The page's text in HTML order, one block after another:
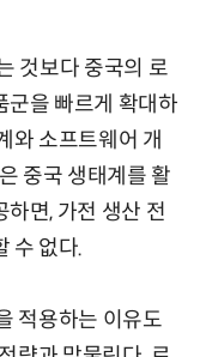
것보다 중국의 로
군을 빠르게 확대하
와 소프트웨어 개
중국 생태계를 활
면, 가전 생산 전
수 없다.
적용하는 이유도